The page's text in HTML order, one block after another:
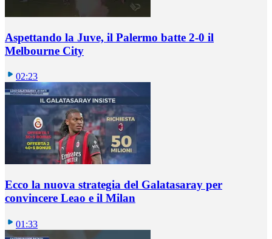
Aspettando la Juve, il Palermo batte 2-0 il
Melbourne City
02:23
Ecco la nuova strategia del Galatasaray per
convincere Leao e il Milan
01:33